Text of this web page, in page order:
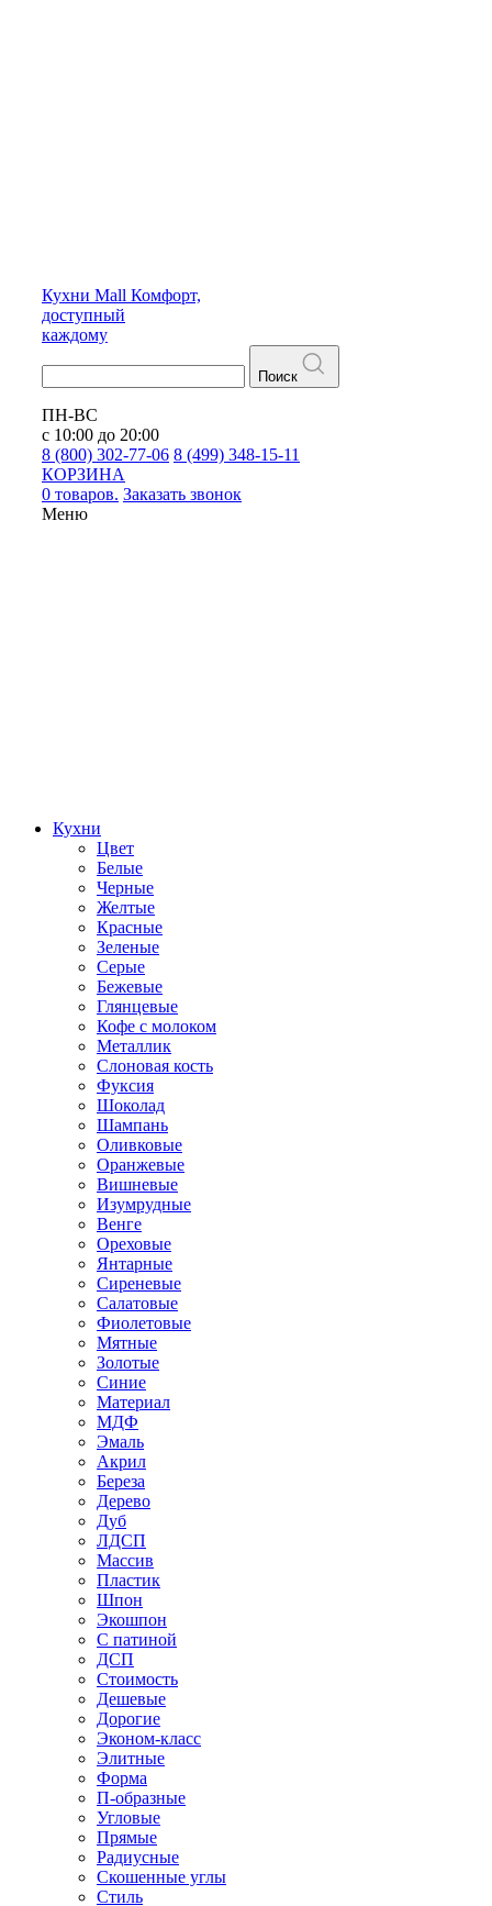
Кухни Mall Комфорт,
доступный
каждому
Поиск
ПН-ВС
с 10:00 до 20:00
8 (800) 302-77-06 8 (499) 348-15-11
КОРЗИНА
0 товаров. Заказать звонок
Меню
Кухни
Цвет
Белые
Черные
Желтые
Красные
Зеленые
Серые
Бежевые
Глянцевые
Кофе с молоком
Металлик
Слоновая кость
Фуксия
Шоколад
Шампань
Оливковые
Оранжевые
Вишневые
Изумрудные
Венге
Ореховые
Янтарные
Сиреневые
Салатовые
Фиолетовые
Мятные
Золотые
Синие
Материал
МДФ
Эмаль
Акрил
Береза
Дерево
Дуб
ЛДСП
Массив
Пластик
Шпон
Экошпон
С патиной
ДСП
Стоимость
Дешевые
Дорогие
Эконом-класс
Элитные
Форма
П-образные
Угловые
Прямые
Радиусные
Скошенные углы
Стиль